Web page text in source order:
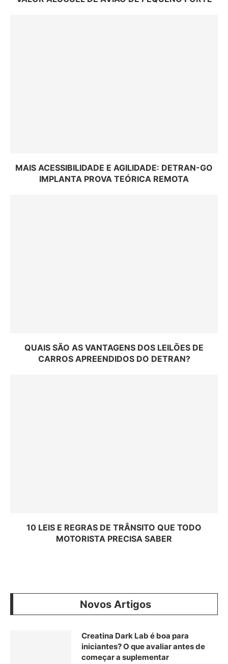
MAIS ACESSIBILIDADE E AGILIDADE: DETRAN-GO
IMPLANTA PROVA TEÓRICA REMOTA
QUAIS SÃO AS VANTAGENS DOS LEILÕES DE
CARROS APREENDIDOS DO DETRAN?
10 LEIS E REGRAS DE TRÂNSITO QUE TODO
MOTORISTA PRECISA SABER
Novos Artigos
Creatina Dark Lab é boa para
iniciantes? O que avaliar antes de
começar a suplementar